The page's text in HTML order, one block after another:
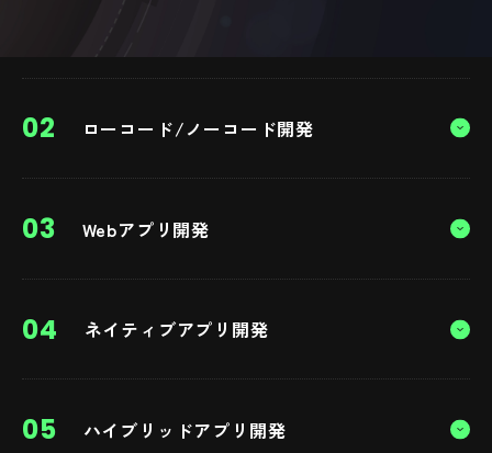
フルスクラッチ開発
要件や制約によりパッケージでは実装できない独自性の強い
りますがニーズに最適のシステムが実現可能です。
当社の特徴
提案も可能で、長期的なシステム維持と拡張性を重視し、お
客様のニーズに最適化したシステムを提供します。
02 ローコード/ノーコード開発
を素早く低コストで構築する手法。ただし、細かい要件には
インターナルにサービスを構築します。
当社の特徴
ランニングコストもかかりません。また、一部スクラッチ開
発を取り込むなど柔軟な開発にも対応できます。
03 Webアプリ開発
との画面作成などが不要となり開発コストを抑えられます。
ィブアプリに比べ重く感じることもあります。
当社の特徴
04 ネイティブアプリ開発
ン。iPhone、Android、Windowsなど各OSごとに開発が必要
05 ハイブリッドアプリ開発